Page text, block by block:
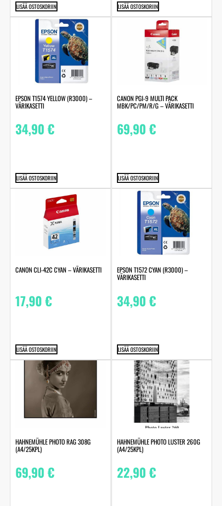
LISÄÄ OSTOSKORIIN LISÄÄ OSTOSKORIIN
EPSON T1574 YELLOW (R3000) –
VÄRIKASETTI
34,90€
LISÄÄ OSTOSKORIIN
CANON PGI-9 MULTI PACK
MBK/PC/PM/R/G – VÄRIKASETTI
69,90€
LISÄÄ OSTOSKORIIN
CANON CLI-42C CYAN – VÄRIKASETTI
17,90€
LISÄÄ OSTOSKORIIN
EPSON T1572 CYAN (R3000) –
VÄRIKASETTI
34,90€
LISÄÄ OSTOSKORIIN
HAHNEMÜHLE PHOTO RAG 308G
(A4/25KPL)
69,90€
HAHNEMÜHLE PHOTO LUSTER 260G
(A4/25KPL)
22,90€